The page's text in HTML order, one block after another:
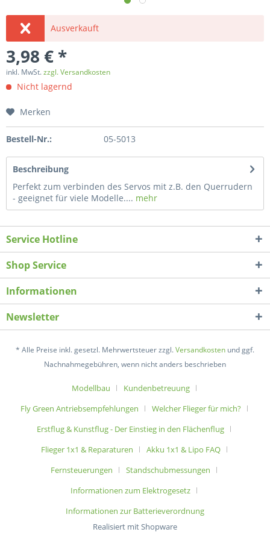
Ausverkauft
3,98 € *
inkl. MwSt.zzgl. Versandkosten
Nicht lagernd
Merken
Bestell-Nr.: 05-5013
Beschreibung
Perfekt zum verbinden des Servos mit z.B. den Querrudern
- geeignet für viele Modelle.... mehr
Service Hotline
Shop Service
Informationen
Newsletter
* Alle Preise inkl. gesetzl. Mehrwertsteuer zzgl.Versandkosten und ggf.
Nachnahmegebühren, wenn nicht anders beschrieben
Modellbau
Kundenbetreuung
Fly Green Antriebsempfehlungen
Welcher Flieger für mich?
Erstflug & Kunstflug - Der Einstieg in den Flächenflug
Flieger 1x1 & Reparaturen
Akku 1x1 & Lipo FAQ
Fernsteuerungen
Standschubmessungen
Informationen zum Elektrogesetz
Informationen zur Batterieverordnung
Realisiert mit Shopware